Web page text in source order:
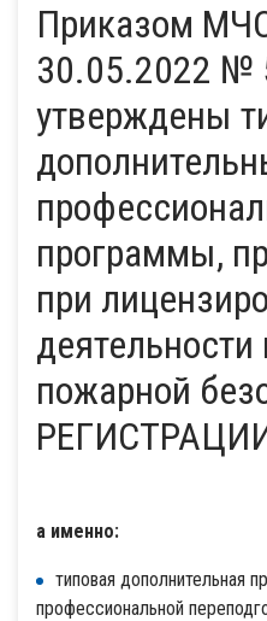
Приказом
30.05.2022 №
утверждены
программы,
при
деятельности
пожарной
а именно:
типовая дополнительная
профессиональной